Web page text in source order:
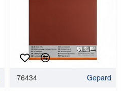
76434 Gepard